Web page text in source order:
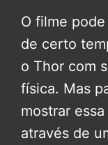
O filme
de certo
o Thor com
física. Mas
mostrar
através de